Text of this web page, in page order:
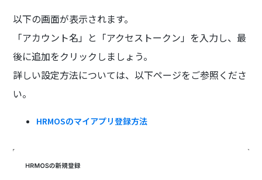
以下の画面が表示されます。
「アカウント名」と「アクセストークン」を入力し、最
後に追加をクリックしましょう。
詳しい設定方法については、以下ページをご参照くださ
い。
HRMOSのマイアプリ登録方法